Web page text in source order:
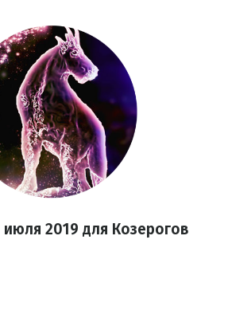
июля 2019 для Козерогов